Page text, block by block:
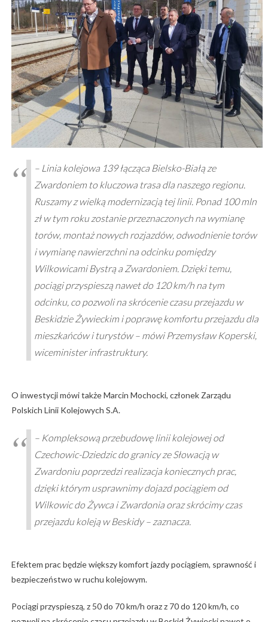
– Linia kolejowa 139 łącząca Bielsko-Białą ze
Zwardoniem to kluczowa trasa dla naszego regionu.
Ruszamy z wielką modernizacją tej linii. Ponad 100 mln
zł w tym roku zostanie przeznaczonych na wymianę
torów, montaż nowych rozjazdów, odwodnienie torów
i wymianę nawierzchni na odcinku pomiędzy
Wilkowicami Bystrą a Zwardoniem. Dzięki temu,
pociągi przyspieszą nawet do 120 km/h na tym
odcinku, co pozwoli na skrócenie czasu przejazdu w
Beskidzie Żywieckim i poprawę komfortu przejazdu dla
mieszkańców i turystów – mówi Przemysław Koperski,
wiceminister infrastruktury.
O inwestycji mówi także Marcin Mochocki, członek Zarządu
Polskich Linii Kolejowych S.A.
– Kompleksową przebudowę linii kolejowej od
Czechowic-Dziedzic do granicy ze Słowacją w
Zwardoniu poprzedzi realizacja koniecznych prac,
dzięki którym usprawnimy dojazd pociągiem od
Wilkowic do Żywca i Zwardonia oraz skrócimy czas
przejazdu koleją w Beskidy – zaznacza.
Efektem prac będzie większy komfort jazdy pociągiem, sprawność i
bezpieczeństwo w ruchu kolejowym.
Pociągi przyspieszą, z 50 do 70 km/h oraz z 70 do 120 km/h, co